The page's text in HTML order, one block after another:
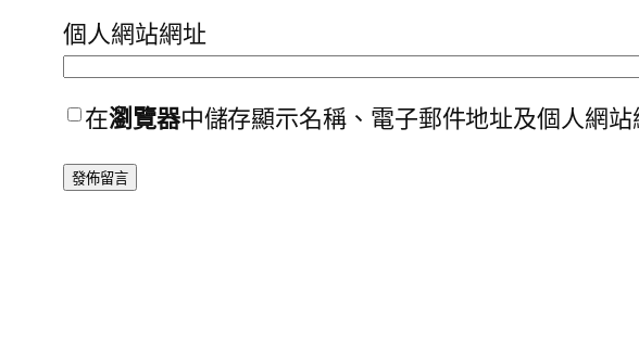
個人網站網址
在瀏覽器中儲存顯示名稱、電子郵件地址及個人網